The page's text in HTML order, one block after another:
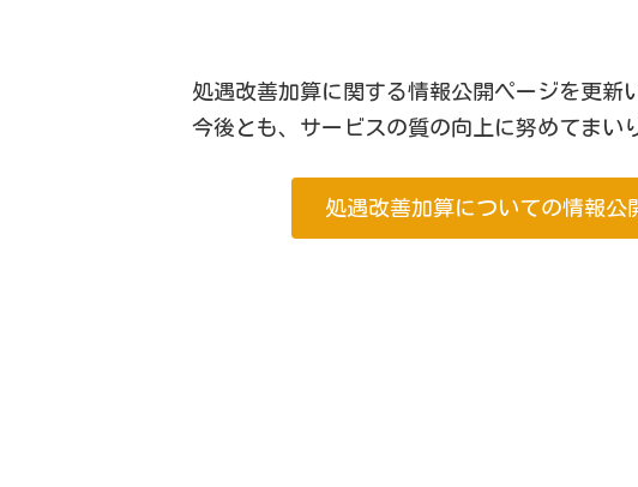
処遇改善加算に関する情報公開ページを更新
今後とも、サービスの質の向上に努めてまい
処遇改善加算についての情報